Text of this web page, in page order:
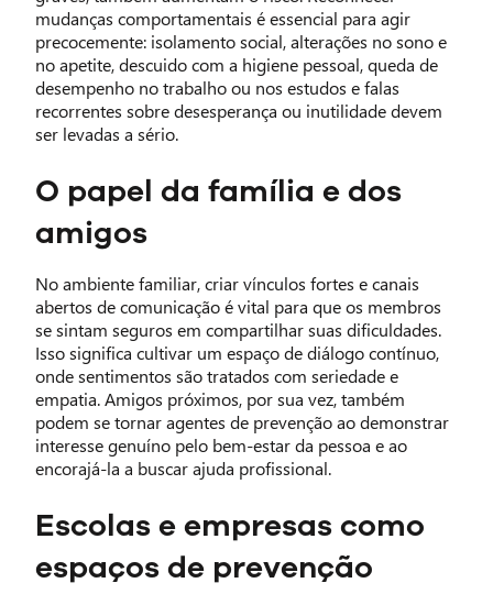
mudanças comportamentais é essencial para agir
precocemente: isolamento social, alterações no sono e
no apetite, descuido com a higiene pessoal, queda de
desempenho no trabalho ou nos estudos e falas
recorrentes sobre desesperança ou inutilidade devem
ser levadas a sério.
O papel da família e dos
amigos
No ambiente familiar, criar vínculos fortes e canais
abertos de comunicação é vital para que os membros
se sintam seguros em compartilhar suas dificuldades.
Isso significa cultivar um espaço de diálogo contínuo,
onde sentimentos são tratados com seriedade e
empatia. Amigos próximos, por sua vez, também
podem se tornar agentes de prevenção ao demonstrar
interesse genuíno pelo bem-estar da pessoa e ao
encorajá-la a buscar ajuda profissional.
Escolas e empresas como
espaços de prevenção